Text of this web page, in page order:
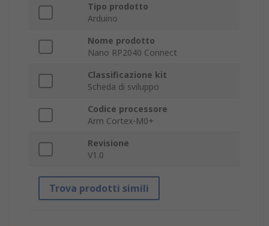
Tipo prodotto
Arduino
Nome prodotto
Nano RP2040 Connect
Classificazione kit
Scheda di sviluppo
Codice processore
Arm Cortex-M0+
Revisione
V1.0
Trova prodotti simili